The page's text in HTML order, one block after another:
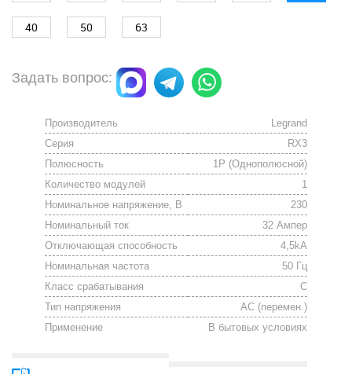
40 50 63
Задать вопрос:
Производитель
Legrand
Серия
RX3
Полюсность
1P (Однополюсной)
Количество модулей
1
Номинальное напряжение, В
230
Номинальный ток
32 Ампер
Отключающая способность
4,5kА
Номинальная частота
50 Гц
Класс срабатывания
C
Тип напряжения
АС (перемен.)
Применение
В бытовых условиях